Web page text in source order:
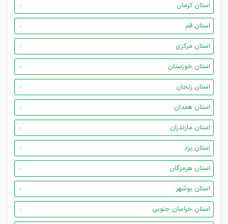
استان کرمان
استان قم
استان مرکزی
استان خوزستان
استان زنجان
استان همدان
استان مازندران
استان یزد
استان هرمزگان
استان بوشهر
استان خراسان جنوبی